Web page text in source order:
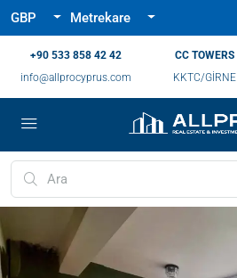
GBP Metrekare
‪+90 533 858 42 42‬
info@allprocyprus.com
CC TOWERS
KKTC/GİRNE